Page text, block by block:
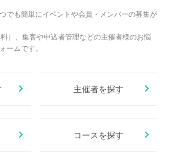
でも簡単にイベントや会員・メンバーの募集が
）、集客や申込者管理などの主催者様のお悩
ームです。
主催者を探す
コースを探す